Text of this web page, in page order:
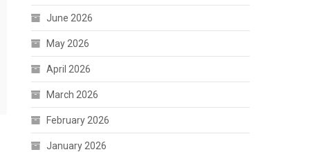
June 2026
May 2026
April 2026
March 2026
February 2026
January 2026